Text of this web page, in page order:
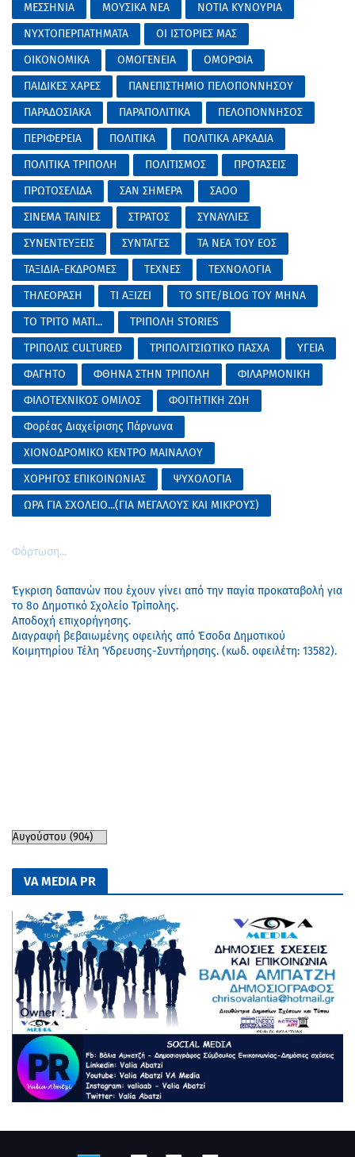
ΜΕΣΣΗΝΙΑ
ΜΟΥΣΙΚΑ ΝΕΑ
ΝΟΤΙΑ ΚΥΝΟΥΡΙΑ
ΝΥΧΤΟΠΕΡΠΑΤΗΜΑΤΑ
ΟΙ ΙΣΤΟΡΙΕΣ ΜΑΣ
ΟΙΚΟΝΟΜΙΚΑ
ΟΜΟΓΕΝΕΙΑ
ΟΜΟΡΦΙΑ
ΠΑΙΔΙΚΕΣ ΧΑΡΕΣ
ΠΑΝΕΠΙΣΤΗΜΙΟ ΠΕΛΟΠΟΝΝΗΣΟΥ
ΠΑΡΑΔΟΣΙΑΚΑ
ΠΑΡΑΠΟΛΙΤΙΚΑ
ΠΕΛΟΠΟΝΝΗΣΟΣ
ΠΕΡΙΦΕΡΕΙΑ
ΠΟΛΙΤΙΚΑ
ΠΟΛΙΤΙΚΑ ΑΡΚΑΔΙΑ
ΠΟΛΙΤΙΚΑ ΤΡΙΠΟΛΗ
ΠΟΛΙΤΙΣΜΟΣ
ΠΡΟΤΑΣΕΙΣ
ΠΡΩΤΟΣΕΛΙΔΑ
ΣΑΝ ΣΗΜΕΡΑ
ΣΑΟΟ
ΣΙΝΕΜΑ ΤΑΙΝΙΕΣ
ΣΤΡΑΤΟΣ
ΣΥΝΑΥΛΙΕΣ
ΣΥΝΕΝΤΕΥΞΕΙΣ
ΣΥΝΤΑΓΕΣ
ΤΑ ΝΕΑ ΤΟΥ ΕΟΣ
ΤΑΞΙΔΙΑ-ΕΚΔΡΟΜΕΣ
ΤΕΧΝΕΣ
ΤΕΧΝΟΛΟΓΙΑ
ΤΗΛΕΟΡΑΣΗ
ΤΙ ΑΞΙΖΕΙ
ΤΟ SITE/BLOG ΤΟΥ ΜΗΝΑ
ΤΟ ΤΡΙΤΟ ΜΑΤΙ...
ΤΡΙΠΟΛΗ STORIES
ΤΡΙΠΟΛΙΣ CULTURED
ΤΡΙΠΟΛΙΤΣΙΩΤΙΚΟ ΠΑΣΧΑ
ΥΓΕΙΑ
ΦΑΓΗΤΟ
ΦΘΗΝΑ ΣΤΗΝ ΤΡΙΠΟΛΗ
ΦΙΛΑΡΜΟΝΙΚΗ
ΦΙΛΟΤΕΧΝΙΚΟΣ ΟΜΙΛΟΣ
ΦΟΙΤΗΤΙΚΗ ΖΩΗ
Φορέας Διαχείρισης Πάρνωνα
ΧΙΟΝΟΔΡΟΜΙΚΟ ΚΕΝΤΡΟ ΜΑΙΝΑΛΟΥ
ΧΟΡΗΓΟΣ ΕΠΙΚΟΙΝΩΝΙΑΣ
ΨΥΧΟΛΟΓΙΑ
ΩΡΑ ΓΙΑ ΣΧΟΛΕΙΟ...(ΓΙΑ ΜΕΓΑΛΟΥΣ ΚΑΙ ΜΙΚΡΟΥΣ)
Φόρτωση...
Έγκριση δαπανών που έχουν γίνει από την παγία προκαταβολή για
το 8ο Δημοτικό Σχολείο Τρίπολης.
Αποδοχή επιχορήγησης.
Διαγραφή βεβαιωμένης οφειλής από Έσοδα Δημοτικού
Κοιμητηρίου Τέλη Ύδρευσης-Συντήρησης. (κωδ. οφειλέτη: 13582).
VA MEDIA PR